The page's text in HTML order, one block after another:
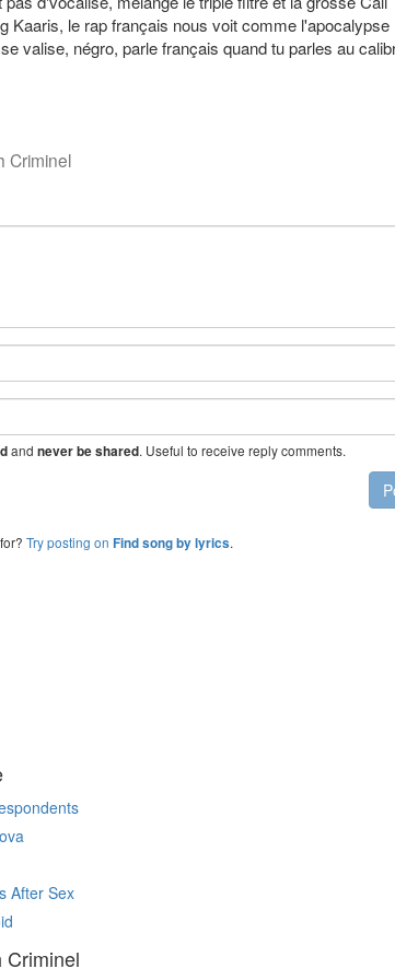
Kaaris, le rap français nous voit comme l'apocalypse
valise, négro, parle français quand tu parles au
Criminel
and never be shared. Useful to receive reply comments.
Try posting on Find song by lyrics.
After Sex
Criminel